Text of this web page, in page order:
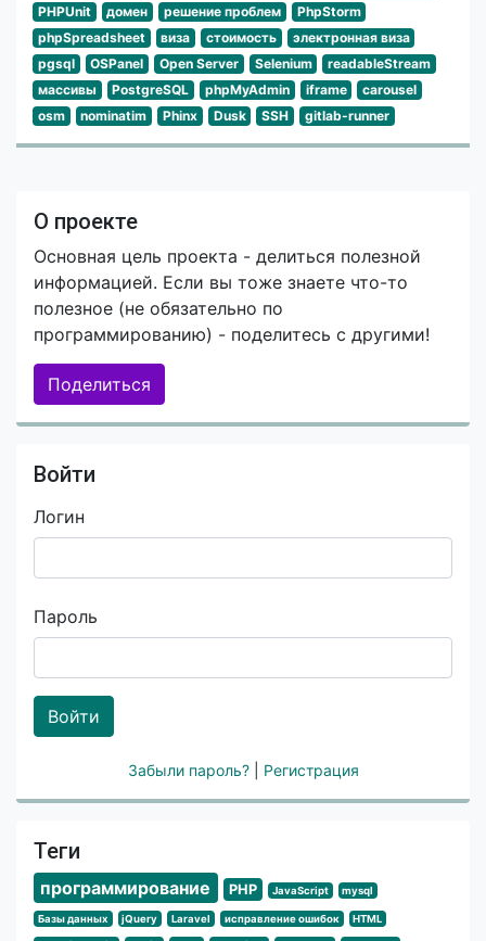
PHPUnit
домен решение проблем
PhpStorm
phpSpreadsheet
виза стоимость
электронная виза
pgsql
OSPanel Open Server Selenium
readableStream
массивы
PostgreSQL phpMyAdmin iframe
carousel
osm
nominatim Phinx Dusk SSH gitlab-runner
О проекте
Основная цель проекта - делиться полезной
информацией. Если вы тоже знаете что-то
полезное (не обязательно по
программированию) - поделитесь с другими!
Поделиться
Войти
Логин
Пароль
Войти
Забыли пароль? Регистрация
Теги
программирование PHP JavaScript mysql
Базы данных jQuery Laravel исправление ошибок HTML